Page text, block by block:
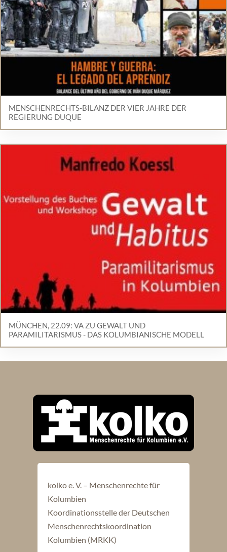
MENSCHENRECHTS-BILANZ DER VIER JAHRE DER
REGIERUNG DUQUE
MÜNCHEN, 22.09: VA ZU GEWALT UND
PARAMILITARISMUS - DAS KOLUMBIANISCHE MODELL
kolko e. V. – Menschenrechte für
Kolumbien
Koordinationsstelle der Deutschen
Menschenrechtskoordination
Kolumbien (MRKK)